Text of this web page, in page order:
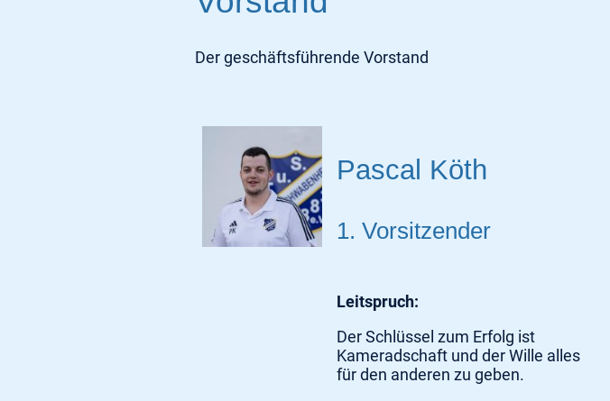
Der geschäftsführende Vorstand
Pascal Köth
1. Vorsitzender
Leitspruch:
Der Schlüssel zum Erfolg ist
Kameradschaft und der Wille alles
für den anderen zu geben.